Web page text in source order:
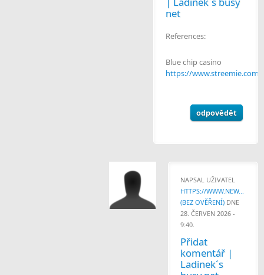
net
References:
Blue chip casino
https://www.streemie.com
odpovědět
NAPSAL UŽIVATEL
HTTPS://WWW.NEW...
(BEZ OVĚŘENÍ) DNE
28. ČERVEN 2026 -
9:40.
Přidat
komentář |
Ladinek´s